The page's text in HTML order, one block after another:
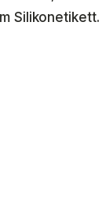
Silikonetikett.